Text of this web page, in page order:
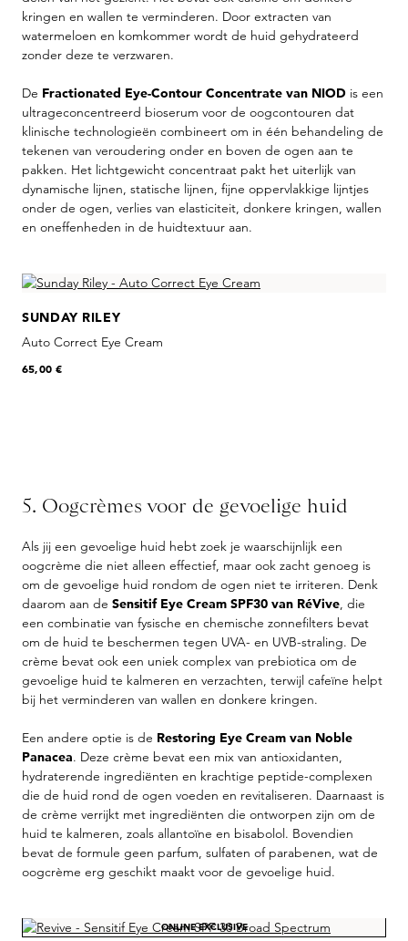
kringen en wallen te verminderen. Door extracten van
watermeloen en komkommer wordt de huid gehydrateerd
zonder deze te verzwaren.
De Fractionated Eye-Contour Concentrate van NIOD is een
ultrageconcentreerd bioserum voor de oogcontouren dat
klinische technologieën combineert om in één behandeling de
tekenen van veroudering onder en boven de ogen aan te
pakken. Het lichtgewicht concentraat pakt het uiterlijk van
dynamische lijnen, statische lijnen, fijne oppervlakkige lijntjes
onder de ogen, verlies van elasticiteit, donkere kringen, wallen
en oneffenheden in de huidtextuur aan.
Skip product gallery
SUNDAY RILEY
Auto Correct Eye Cream
65,00 €
5. Oogcrèmes voor de gevoelige huid
Als jij een gevoelige huid hebt zoek je waarschijnlijk een
oogcrème die niet alleen effectief, maar ook zacht genoeg is
om de gevoelige huid rondom de ogen niet te irriteren. Denk
daarom aan de Sensitif Eye Cream SPF30 van RéVive, die
een combinatie van fysische en chemische zonnefilters bevat
om de huid te beschermen tegen UVA- en UVB-straling. De
crème bevat ook een uniek complex van prebiotica om de
gevoelige huid te kalmeren en verzachten, terwijl cafeïne helpt
bij het verminderen van wallen en donkere kringen.
Een andere optie is de Restoring Eye Cream van Noble
Panacea. Deze crème bevat een mix van antioxidanten,
hydraterende ingrediënten en krachtige peptide-complexen
die de huid rond de ogen voeden en revitaliseren. Daarnaast is
de crème verrijkt met ingrediënten die ontworpen zijn om de
huid te kalmeren, zoals allantoïne en bisabolol. Bovendien
bevat de formule geen parfum, sulfaten of parabenen, wat de
oogcrème erg geschikt maakt voor de gevoelige huid.
Skip product gallery ONLINE EXCLUSIVE